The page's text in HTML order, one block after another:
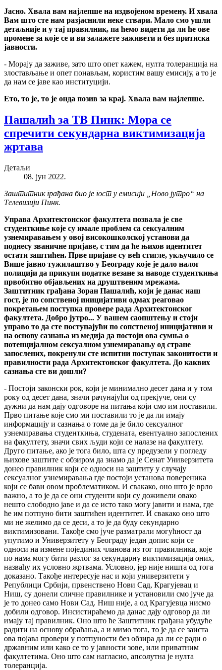
Јасно. Хвала вам најлепше на издвојеном времену. И хвала
Вам што сте нам разјаснили неке ствари. Мало смо ушли
детаљније и у тај правилник, па ћемо видети да ли ће ове
промене за које се и ви залажете заживети и без притиска
јавности.
- Морају да заживе, зато што опет кажем, нулта толеранција на
злостављање и опет понављам, користим вашу емисију, а то је
да нам се јаве као институцији.
Ето, то је, то је онда позив за крај. Хвала вам најлепше.
Пашалић за ТВ Пинк: Мора се
спречити секундарна виктимизација
жртава
Детаљи
08. јун 2022.
Заштитник грађана био је гост у емисији „Ново јутро“ на
Телевизији Пинк.
Управа Архитектонског факултета позвала је све
студенткиње које су имале проблем са сексуалним
узнемиравањем у овој високошколској установи да
поднесу званичне пријаве, с тим да ће њихов идентитет
остати заштићен. Прве пријаве су већ стигле, укључило се
Више јавно тужилаштво у Београду које је дало налог
полицији да прикупи податке везане за наводе студенткиња
првобитно објављених на друштвеним мрежама.
Заштитник грађана Зоран Пашалић, који је данас наш
гост, је по сопственој иницијативи одмах реаговао
покретањем поступка провере рада Архитектонског
факултета. Добро јутро... У вашем саопштењу и стоји
управо то да сте поступајући по сопственој иницијативи и
на основу сазнања из медија да постоји ова сумња о
потенцијалном сексуалном узнемиравању од стране
запослених, покренули сте испитни поступак законитости и
правилности рада Архитектонског факултета. До каквих
сазнања сте ви дошли?
- Постоји законски рок, који је минимално десет дана и у том
року од десет дана, значи рачунајући од прекјуче, они су
дужни да нам дају одговоре на питања који смо им поставили.
Прво питање које смо ми поставили то је да ли имају
информацију и сазнања о томе да је било сексуалног
узнемиравања студенткиња, студената, евентуално запослених
на факултету, значи свих људи који се налазе на факултету.
Друго питање, ако је тога било, шта су предузели у погледу
њихове заштите с обзиром да знамо да је Сенат Универзитета
донео правилник који се односи на заштиту у случају
сексуалног узнемиравања где постоји установа повереника
који се бави овом проблематиком. И свакако, оно што је врло
важно, а то је да се они студенти који су доживели овако
нешто слободно јаве и да се исто тако могу јавити и нама, где
ће им потпуно бити заштићен идентитет. И свакако оно што
ми не желимо да се деси, а то је да буду секундарно
виктимизовани. Такође смо јуче разматрали могућност да
упутимо и Универзитету у Београду један допис који се
односи на измене појединих чланова из тог правилника, које
по нама могу бити разлог за секундарну виктимизација оних,
назваћу их условно жртвама. Условно, јер није ништа од тога
доказано. Такође интересује нас и који универзитети у
Републици Србији, првенствено Нови Сад, Крагујевац и
Ниш, су донели сличне правилнике и установили смо јуче да
је то донео само Нови Сад. Ниш није, а од Крагујевца нисмо
добили одговор. Инсистираћемо да данас дају одговор да ли
имају тај правилник. Оно што ће Заштитник грађана убудуће
радити на основу обраћања, а и мимо тога, то је да се заиста
ова појава провери у потпуности без обзира да ли се ради о
државним или како се то у јавности зове, или приватним
факултетима. Оно што сам нагласио, апсолутна је нулта
толеранција.